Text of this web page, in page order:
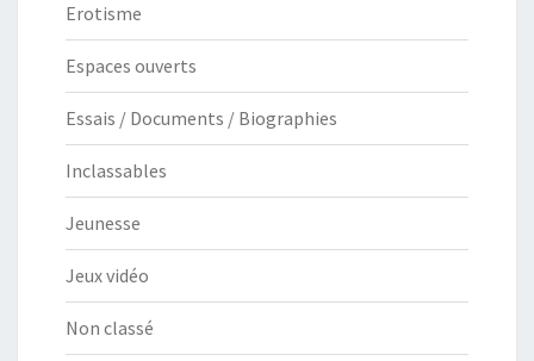
Erotisme
Espaces ouverts
Essais / Documents / Biographies
Inclassables
Jeunesse
Jeux vidéo
Non classé